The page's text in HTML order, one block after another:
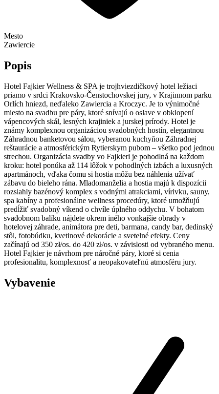
Mesto
Zawiercie
Popis
Hotel Fajkier Wellness & SPA je trojhviezdičkový hotel ležiaci
priamo v srdci Krakovsko-Čenstochovskej jury, v Krajinnom parku
Orlích hniezd, neďaleko Zawiercia a Kroczyc. Je to výnimočné
miesto na svadbu pre páry, ktoré snívajú o oslave v obklopení
vápencových skál, lesných krajiniek a jurskej prírody. Hotel je
známy komplexnou organizáciou svadobných hostín, elegantnou
Záhradnou banketovou sálou, vyberanou kuchyňou Záhradnej
reštaurácie a atmosférickým Rytierskym pubom – všetko pod jednou
strechou. Organizácia svadby vo Fajkieri je pohodlná na každom
kroku: hotel ponúka až 114 lôžok v pohodlných izbách a luxusných
apartmánoch, vďaka čomu si hostia môžu bez náhlenia užívať
zábavu do bieleho rána. Mladomanželia a hostia majú k dispozícii
rozsiahly bazénový komplex s vodnými atrakciami, vírivku, sauny,
spa kabíny a profesionálne wellness procedúry, ktoré umožňujú
predĺžiť svadobný víkend o chvíle úplného oddychu. V bohatom
svadobnom balíku nájdete okrem iného vonkajšie obrady v
hotelovej záhrade, animátora pre deti, barmana, candy bar, dedinský
stôl, fotobúdku, kvetinové dekorácie a svetelné efekty. Ceny
začínajú od 350 zł/os. do 420 zł/os. v závislosti od vybraného menu.
Hotel Fajkier je návrhom pre náročné páry, ktoré si cenia
profesionalitu, komplexnosť a neopakovateľnú atmosféru jury.
Vybavenie